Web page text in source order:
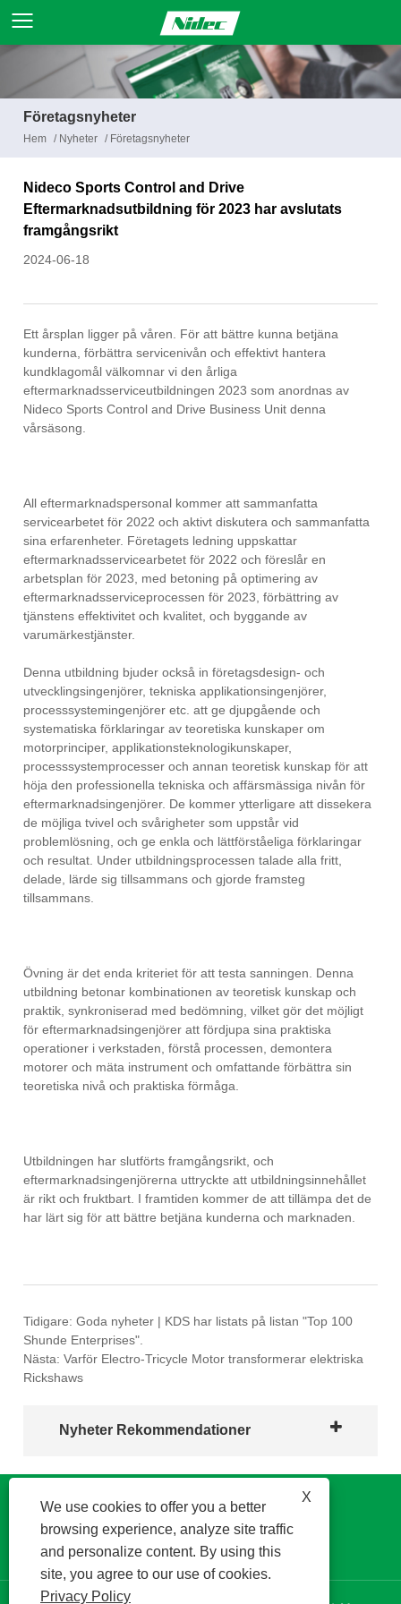
Företagsnyheter
Hem / Nyheter / Företagsnyheter
Nideco Sports Control and Drive
Eftermarknadsutbildning för 2023 har avslutats
framgångsrikt
2024-06-18
Ett årsplan ligger på våren. För att bättre kunna betjäna
kunderna, förbättra servicenivån och effektivt hantera
kundklagomål välkomnar vi den årliga
eftermarknadsserviceutbildningen 2023 som anordnas av
Nideco Sports Control and Drive Business Unit denna
vårsäsong.
All eftermarknadspersonal kommer att sammanfatta
servicearbetet för 2022 och aktivt diskutera och sammanfatta
sina erfarenheter. Företagets ledning uppskattar
eftermarknadsservicearbetet för 2022 och föreslår en
arbetsplan för 2023, med betoning på optimering av
eftermarknadsserviceprocessen för 2023, förbättring av
tjänstens effektivitet och kvalitet, och byggande av
varumärkestjänster.
Denna utbildning bjuder också in företagsdesign- och
utvecklingsingenjörer, tekniska applikationsingenjörer,
processsystemingenjörer etc. att ge djupgående och
systematiska förklaringar av teoretiska kunskaper om
motorprinciper, applikationsteknologikunskaper,
processsystemprocesser och annan teoretisk kunskap för att
höja den professionella tekniska och affärsmässiga nivån för
eftermarknadsingenjörer. De kommer ytterligare att dissekera
de möjliga tvivel och svårigheter som uppstår vid
problemlösning, och ge enkla och lättförståeliga förklaringar
och resultat. Under utbildningsprocessen talade alla fritt,
delade, lärde sig tillsammans och gjorde framsteg
tillsammans.
Övning är det enda kriteriet för att testa sanningen. Denna
utbildning betonar kombinationen av teoretisk kunskap och
praktik, synkroniserad med bedömning, vilket gör det möjligt
för eftermarknadsingenjörer att fördjupa sina praktiska
operationer i verkstaden, förstå processen, demontera
motorer och mäta instrument och omfattande förbättra sin
teoretiska nivå och praktiska förmåga.
Utbildningen har slutförts framgångsrikt, och
eftermarknadsingenjörerna uttryckte att utbildningsinnehållet
är rikt och fruktbart. I framtiden kommer de att tillämpa det de
har lärt sig för att bättre betjäna kunderna och marknaden.
Tidigare:Goda nyheter | KDS har listats på listan "Top 100
Shunde Enterprises".
Nästa:Varför Electro-Tricycle Motor transformerar elektriska
Rickshaws
Nyheter Rekommendationer
X
We use cookies to offer you a better
browsing experience, analyze site traffic
and personalize content. By using this
site, you agree to our use of cookies.
Privacy Policy